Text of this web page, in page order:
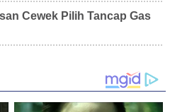
Cewek Pilih Tancap Gas